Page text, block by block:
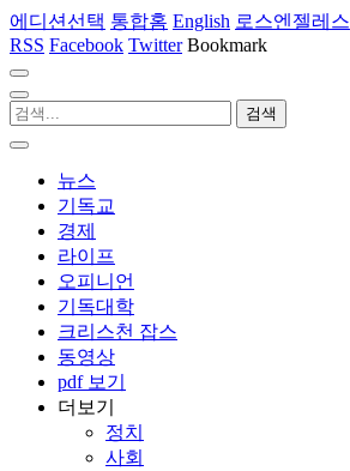
에디션선택 통합홈 English 로스엔젤레스
RSS Facebook Twitter Bookmark
뉴스
기독교
경제
라이프
오피니언
기독대학
크리스천 잡스
동영상
pdf 보기
더보기
정치
사회